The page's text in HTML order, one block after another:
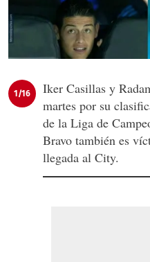
1/16
Iker Casillas y
martes por su
de la Liga de
Bravo también es
llegada al City.